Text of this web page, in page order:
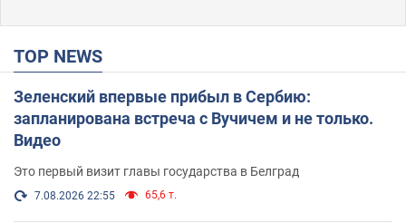
TOP NEWS
Зеленский впервые прибыл в Сербию:
запланирована встреча с Вучичем и не только.
Видео
Это первый визит главы государства в Белград
7.08.2026 22:55 65,6 т.